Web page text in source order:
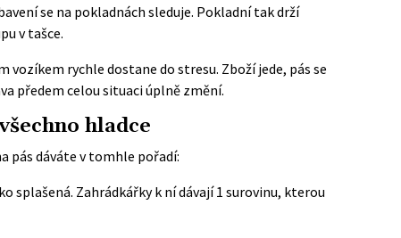
se na pokladnách sleduje. Pokladní tak drží
v tašce.
rychle dostane do stresu. Zboží jede, pás se
předem celou situaci úplně změní.
hladce
pás dáváte v tomhle pořadí:
splašená. Zahrádkářky k ní dávají 1 surovinu, kterou